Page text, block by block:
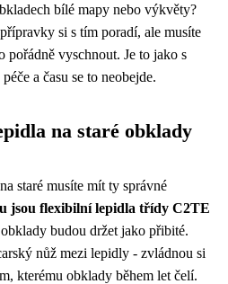
bílé mapy nebo výkvěty?
si s tím poradí, ale musíte
pořádně vyschnout. Je to jako s
a času se to neobejde.
na staré obklady
staré musíte mít ty správné
jsou flexibilní lepidla třídy C2TE
budou držet jako přibité.
nůž mezi lepidly - zvládnou si
kterému obklady během let čelí.